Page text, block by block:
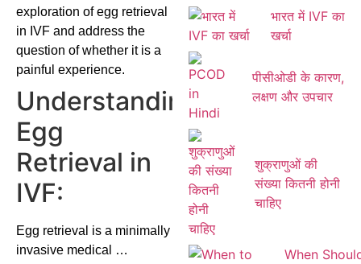
exploration of egg retrieval
in IVF and address the
question of whether it is a
painful experience.
Understanding
Egg
Retrieval in
IVF:
Egg retrieval is a minimally
invasive medical …
भारत में IVF का
खर्चा
पीसीओडी के कारण,
लक्षण और उपचार
शुक्राणुओं की
संख्या कितनी होनी
चाहिए
When